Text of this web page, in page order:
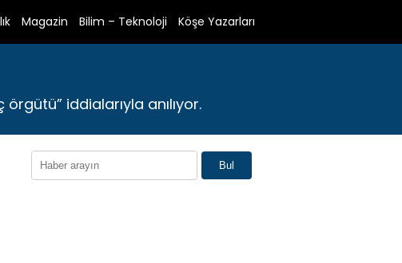
Magazin Bilim – Teknoloji Köşe Yazarları
iddialarıyla anılıyor.
Bul